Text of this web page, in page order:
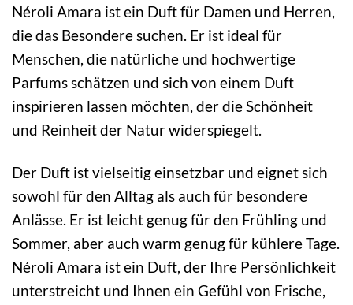
Néroli Amara ist ein Duft für Damen und Herren,
die das Besondere suchen. Er ist ideal für
Menschen, die natürliche und hochwertige
Parfums schätzen und sich von einem Duft
inspirieren lassen möchten, der die Schönheit
und Reinheit der Natur widerspiegelt.
Der Duft ist vielseitig einsetzbar und eignet sich
sowohl für den Alltag als auch für besondere
Anlässe. Er ist leicht genug für den Frühling und
Sommer, aber auch warm genug für kühlere Tage.
Néroli Amara ist ein Duft, der Ihre Persönlichkeit
unterstreicht und Ihnen ein Gefühl von Frische,